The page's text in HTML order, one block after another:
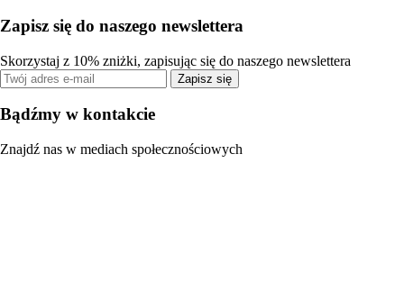
Zapisz się do naszego newslettera
Skorzystaj z 10% zniżki, zapisując się do naszego newslettera
Zapisz się
Bądźmy w kontakcie
Znajdź nas w mediach społecznościowych